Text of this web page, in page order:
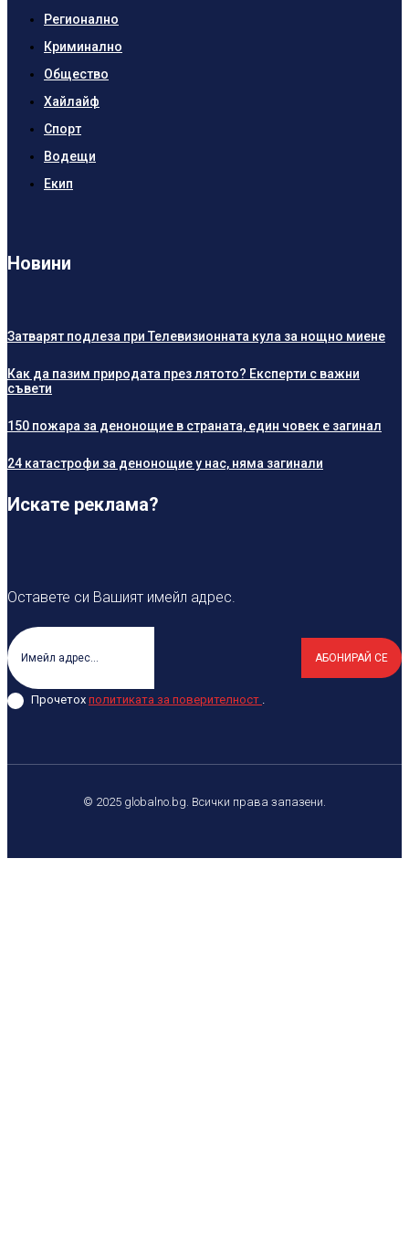
Регионално
Криминално
Общество
Хайлайф
Спорт
Водещи
Екип
Новини
Затварят подлеза при Телевизионната кула за нощно миене
Как да пазим природата през лятото? Експерти с важни
съвети
150 пожара за денонощие в страната, един човек е загинал
24 катастрофи за денонощие у нас, няма загинали
Искате реклама?
Оставете си Вашият имейл адрес.
АБОНИРАЙ СЕ
Прочетох политиката за поверителност .
© 2025 globalno.bg. Всички права запазени.